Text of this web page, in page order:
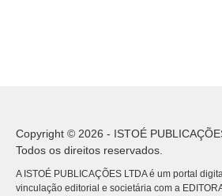
Copyright © 2026 - ISTOÉ
Todos os direitos reservados.
A ISTOÉ PUBLICAÇÕES LTDA é um portal
vinculação editorial e societária com a